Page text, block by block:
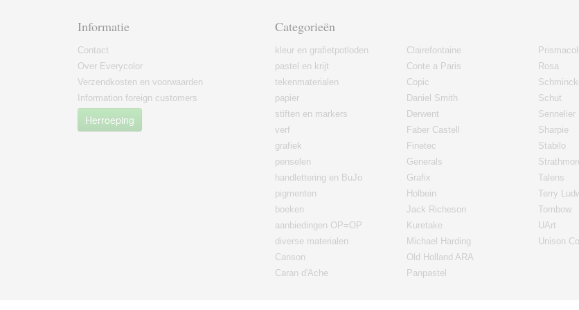
Informatie
Contact
Over Everycolor
Verzendkosten en voorwaarden
Information foreign customers
Herroeping
Categorieën
kleur en grafietpotloden
pastel en krijt
tekenmaterialen
papier
stiften en markers
verf
grafiek
penselen
handlettering en BuJo
pigmenten
boeken
aanbiedingen OP=OP
diverse materialen
Canson
Caran d'Ache
Clairefontaine
Conte a Paris
Copic
Daniel Smith
Derwent
Faber Castell
Finetec
Generals
Grafix
Holbein
Jack Richeson
Kuretake
Michael Harding
Old Holland ARA
Panpastel
Rosa
Schut
Sennelier
Sharpie
Stabilo
Talens
Terry
Tombow
UArt
Unison